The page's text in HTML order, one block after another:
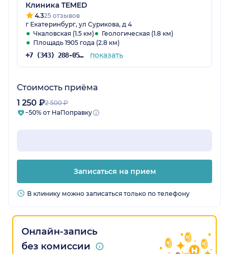
Клиника TEMED
4.325 отзывов
г Екатеринбург, ул Сурикова, д 4
Чкаловская (1.5 км)
Геологическая (1.8 км)
Площадь 1905 года (2.8 км)
+7 (343) 288-05-85 показать
Стоимость приёма
1 250 ₽2 500 ₽
−50% от НаПоправку
Записаться на прием
В клинику можно записаться только по телефону
Онлайн-запись
без комиссии